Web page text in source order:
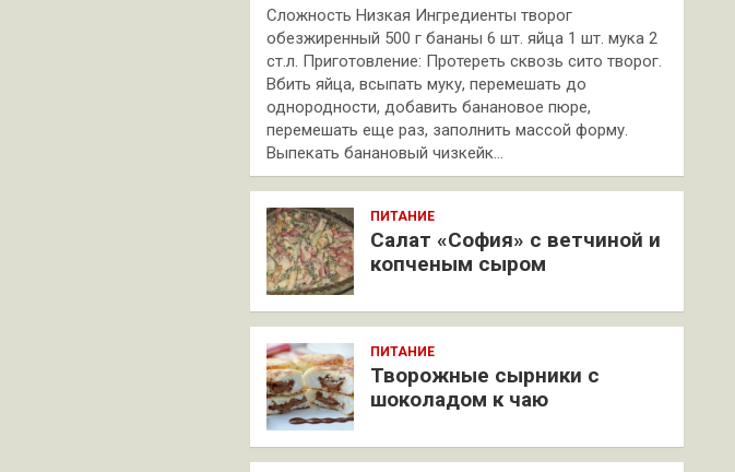
Сложность Низкая Ингредиенты творог
обезжиренный 500 г бананы 6 шт. яйца 1 шт. мука 2
ст.л. Приготовление: Протереть сквозь сито творог.
Вбить яйца, всыпать муку, перемешать до
однородности, добавить банановое пюре,
перемешать еще раз, заполнить массой форму.
Выпекать банановый чизкейк…
ПИТАНИЕ
Салат «София» с ветчиной и
копченым сыром
ПИТАНИЕ
Творожные сырники с
шоколадом к чаю